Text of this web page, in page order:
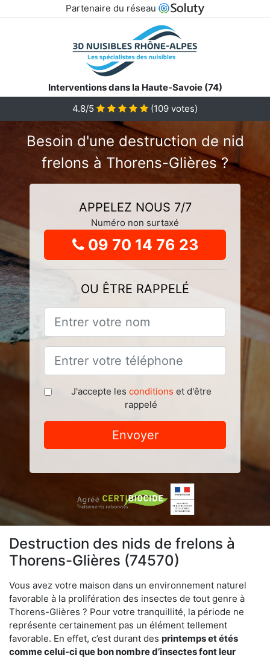
Partenaire du réseau
Interventions dans la Haute-Savoie (74)
4.8/5 (109 votes)
Besoin d'une destruction de nid
frelons à Thorens-Glières ?
APPELEZ NOUS 7/7
Numéro non surtaxé
09 70 14 76 23
OU ÊTRE RAPPELÉ
J'accepte les conditions et d'être
rappelé
Envoyer
Destruction des nids de frelons à
Thorens-Glières (74570)
Vous avez votre maison dans un environnement naturel
favorable à la prolifération des insectes de tout genre à
Thorens-Glières ? Pour votre tranquillité, la période ne
représente certainement pas un élément tellement
favorable. En effet, c’est durant des printemps et étés
comme celui-ci que bon nombre d’insectes font leur